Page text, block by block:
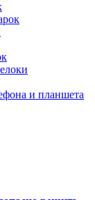
и планшета